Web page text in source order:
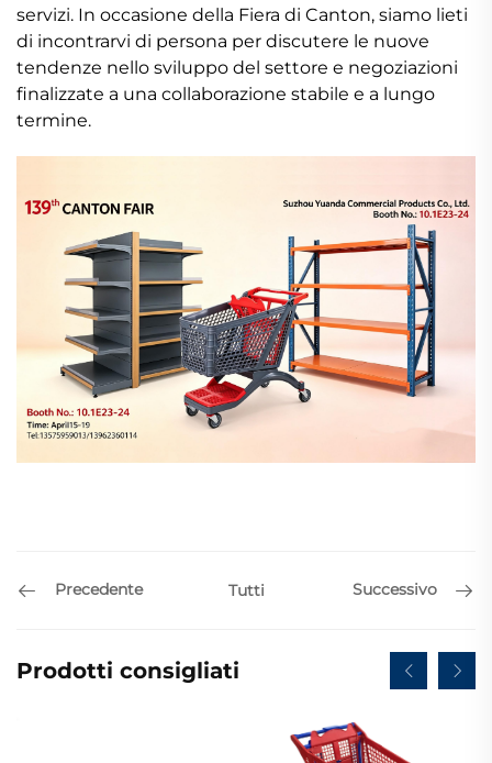
servizi. In occasione della Fiera di Canton, siamo lieti
di incontrarvi di persona per discutere le nuove
tendenze nello sviluppo del settore e negoziazioni
finalizzate a una collaborazione stabile e a lungo
termine.
Precedente Tutti Successivo
Prodotti consigliati